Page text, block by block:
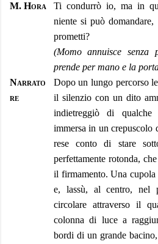
M. Hora
Ti condurrò io, ma in
niente si può
prometti?
(Momo annuisce
prende per mano e la
Narrato
re
Dopo un lungo percorso
il silenzio con un dito
indietreggiò di
immersa in un crepuscolo
rese conto di stare
perfettamente rotonda,
il firmamento. Una
e, lassù, al centro, nel
circolare attraverso il
colonna di luce a
bordi di un grande